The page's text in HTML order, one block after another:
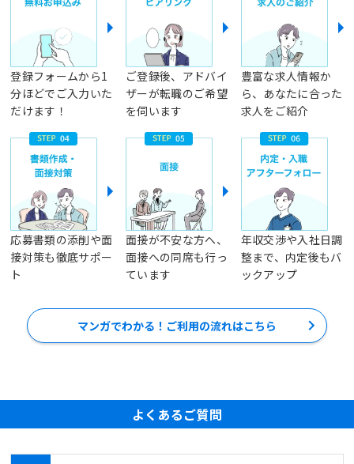
登録フォームから1
分ほどでご入力いた
だけます！
ご登録後、アドバイ
ザーが転職のご希望
を伺います
豊富な求人情報か
ら、あなたに合った
求人をご紹介
応募書類の添削や面
接対策も徹底サポー
ト
面接が不安な方へ、
面接への同席も行っ
ています
年収交渉や入社日調
整まで、内定後もバ
ックアップ
マンガでわかる！ご利用の流れはこちら
よくあるご質問